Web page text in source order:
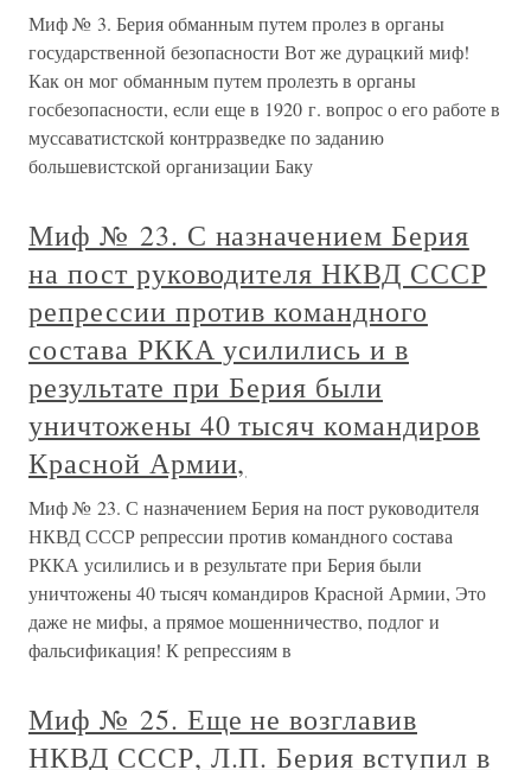
Миф № 3. Берия обманным путем пролез в органы
государственной безопасности Вот же дурацкий миф!
Как он мог обманным путем пролезть в органы
госбезопасности, если еще в 1920 г. вопрос о его работе в
муссаватистской контрразведке по заданию
большевистской организации Баку
Миф № 23. С назначением Берия
на пост руководителя НКВД СССР
репрессии против командного
состава РККА усилились и в
результате при Берия были
уничтожены 40 тысяч командиров
Красной Армии,
Миф № 23. С назначением Берия на пост руководителя
НКВД СССР репрессии против командного состава
РККА усилились и в результате при Берия были
уничтожены 40 тысяч командиров Красной Армии, Это
даже не мифы, а прямое мошенничество, подлог и
фальсификация! К репрессиям в
Миф № 25. Еще не возглавив
НКВД СССР, Л.П. Берия вступил в